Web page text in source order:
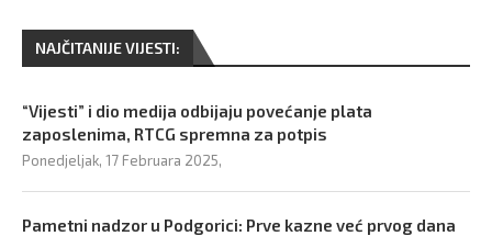
NAJČITANIJE VIJESTI:
“Vijesti” i dio medija odbijaju povećanje plata
zaposlenima, RTCG spremna za potpis
Ponedjeljak, 17 Februara 2025,
Pametni nadzor u Podgorici: Prve kazne već prvog dana